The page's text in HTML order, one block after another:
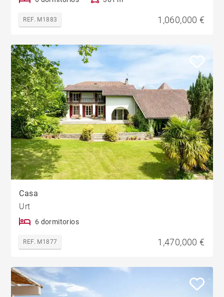
REF. M1883 1,060,000 €
Casa
Urt
6 dormitorios
REF. M1877 1,470,000 €